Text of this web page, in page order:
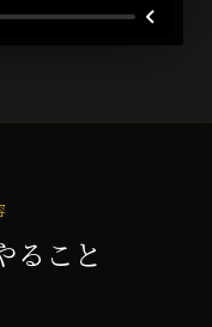
ること